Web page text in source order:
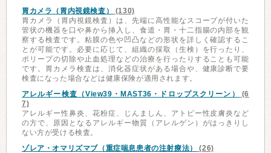
胃カメラ（胃内視鏡検査）
(130)
胃カメラ（胃内視鏡検査）は、先端に高性能なスコープが付いた
管状の機器を口や鼻から挿入し、食道・胃・十二指腸の内部を観
察する検査です。粘膜の色や凹凸などの形状を詳しく確認するこ
とが可能です。必要に応じて、組織の採取（生検）を行ったり、
ポリープの切除や止血処理などの治療を行ったりすることも可能
です。胃カメラ検査は、消化器症状がある場合や、健康診断で要
検査になった場合などは健康保険が適用されます。
アレルギー検査（View39・MAST36・ドロップスクリーン）
(6
7)
アレルギー性鼻炎、花粉症、じんましん、アトピー性皮膚炎など
の方で、原因となるアレルギー物質（アレルゲン）がはっきりし
ない方が受ける検査。
ゾレア・オマリズマブ（重症喘息患者の注射療法）
(26)